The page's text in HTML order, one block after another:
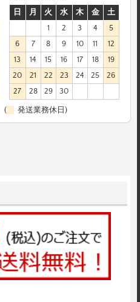
日
月 火 水 木 金
土
1
2 3 4
5
6
7 8 9 10 11
12
13
14 15 16 17 18
19
20
21 22 23 24 25
26
27
28 29 30
( 発送業務休日)